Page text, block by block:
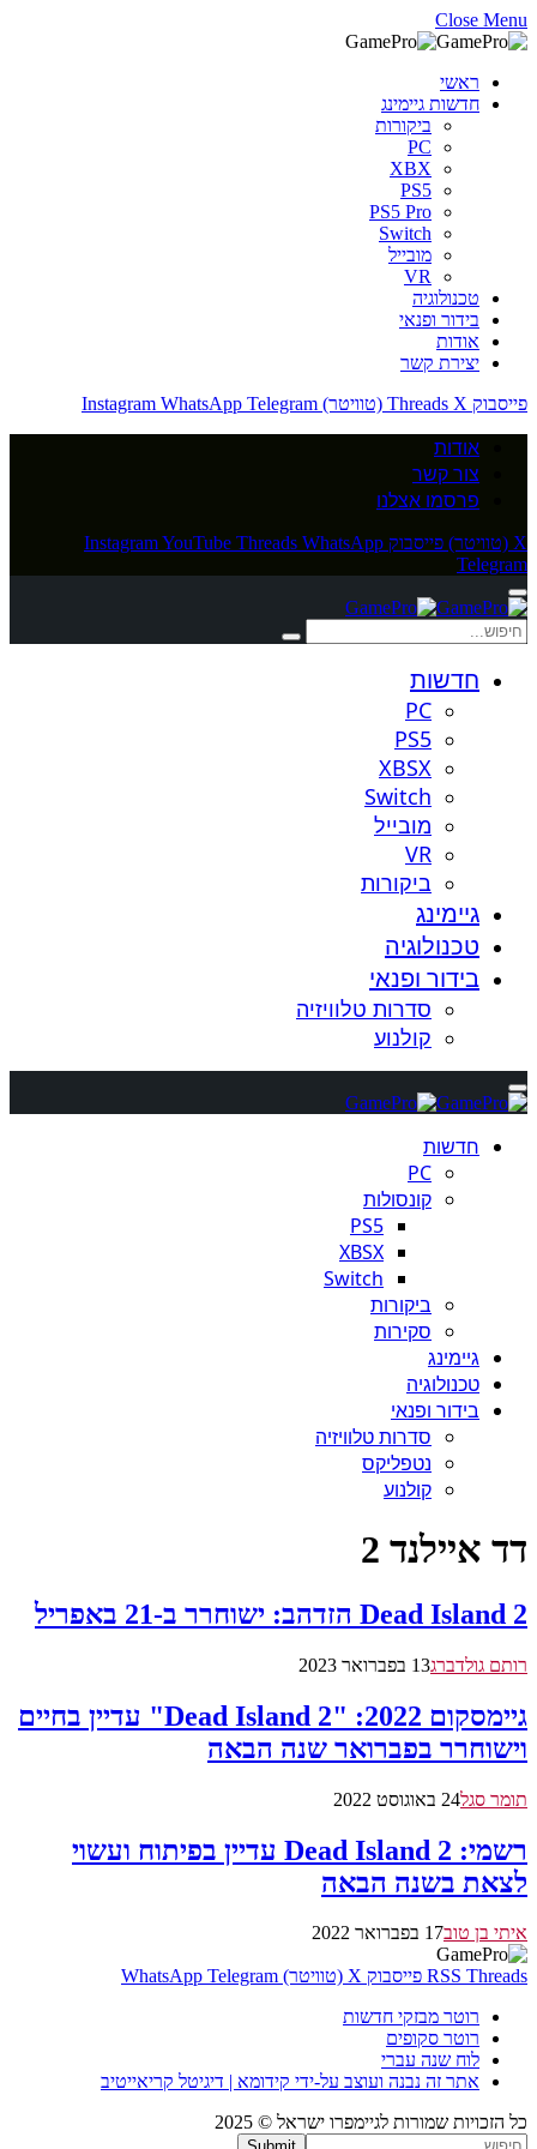
Close Menu
ראשי
חדשות גיימינג
ביקורות
PC
XBX
PS5
PS5 Pro
Switch
מובייל
VR
טכנולוגיה
בידור ופנאי
אודות
יצירת קשר
פייסבוק
Threads X (טוויטר) Instagram WhatsApp Telegram
אודות
צור קשר
פרסמו אצלנו
X (טוויטר) פייסבוק InstagramYouTube Threads WhatsApp
Telegram
חדשות
PC
PS5
XBSX
Switch
מובייל
VR
ביקורות
גיימינג
טכנולוגיה
בידור ופנאי
סדרות טלוויזיה
קולנוע
חדשות
PC
קונסולות
PS5
XBSX
Switch
ביקורות
סקירות
גיימינג
טכנולוגיה
בידור ופנאי
סדרות טלוויזיה
נטפליקס
קולנוע
דד איילנד 2
Dead Island 2 הזדהב: ישוחרר ב-21 באפריל
רותם גולדברג13 בפברואר 2023
גיימסקום 2022: "Dead Island 2" עדיין בחיים
וישוחרר בפברואר שנה הבאה
תומר סגל24 באוגוסט 2022
רשמי: Dead Island 2 עדיין בפיתוח ועשוי
לצאת בשנה הבאה
איתי בן טוב17 בפברואר 2022
RSS Threads פייסבוק X (טוויטר) WhatsApp Telegram
רוטר מבזקי חדשות
רוטר סקופים
לוח שנה עברי
אתר זה נבנה ועוצב על-ידי קידומא | דיגיטל קריאייטיב
כל הזכויות שמורות לגיימפרו ישראל © 2025